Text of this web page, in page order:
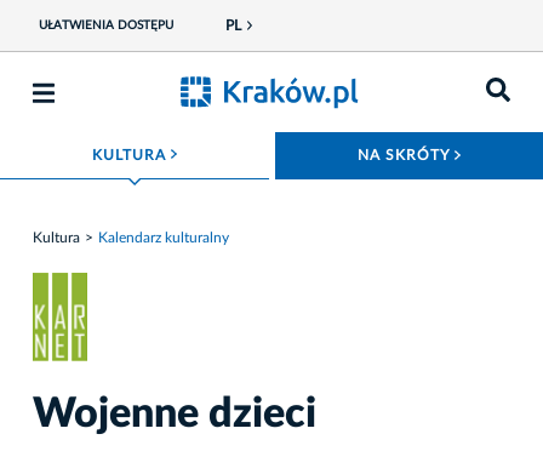
UŁATWIENIA DOSTĘPU PL
KULTURA ROZWIŃ MENU NA SKRÓTY
Kultura Kalendarz kulturalny
Wojenne dzieci